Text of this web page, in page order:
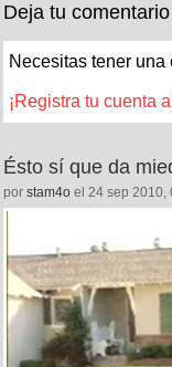
Deja tu comentario
Necesitas tener
¡Registra tu cuenta
Ésto sí que da
por stam4o el 24 sep 2010,